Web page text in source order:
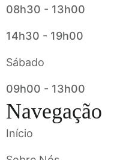
08h30 - 13h00
14h30 - 19h00
Sábado
09h00 - 13h00
Navegação
Início